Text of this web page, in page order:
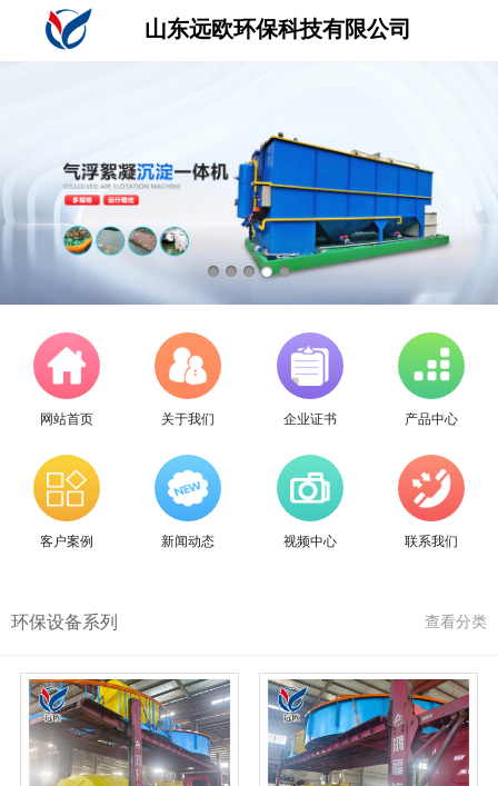
山东远欧环保科技有限公司
网站首页 关于我们 企业证书 产品中心
客户案例 新闻动态 视频中心 联系我们
环保设备系列 查看分类